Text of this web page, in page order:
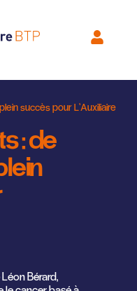
succès pour L’Auxiliaire
: de
Bérard,